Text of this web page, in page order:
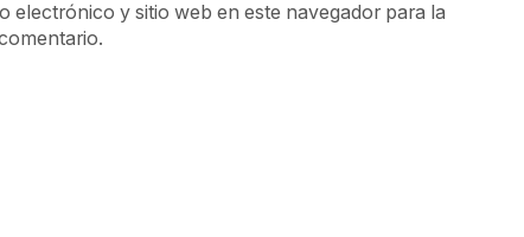
electrónico y sitio web en este navegador para la